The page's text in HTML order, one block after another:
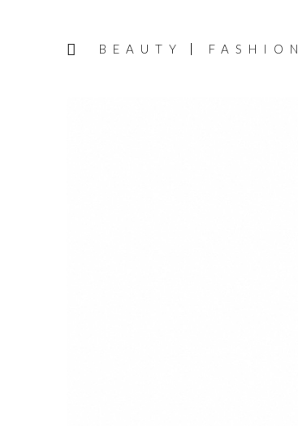
BEAUTY FASHION